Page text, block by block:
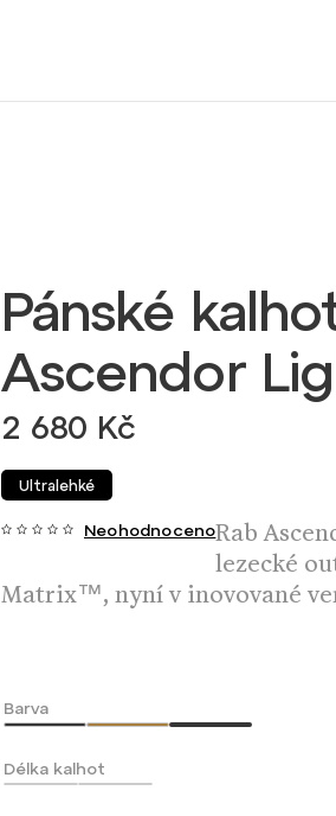
Pánské
Ascendor
2 680 Kč
Ultralehké
NeohodnocenoRab
lezecké
Matrix™, nyní v inovované
Barva
Délka kalhot